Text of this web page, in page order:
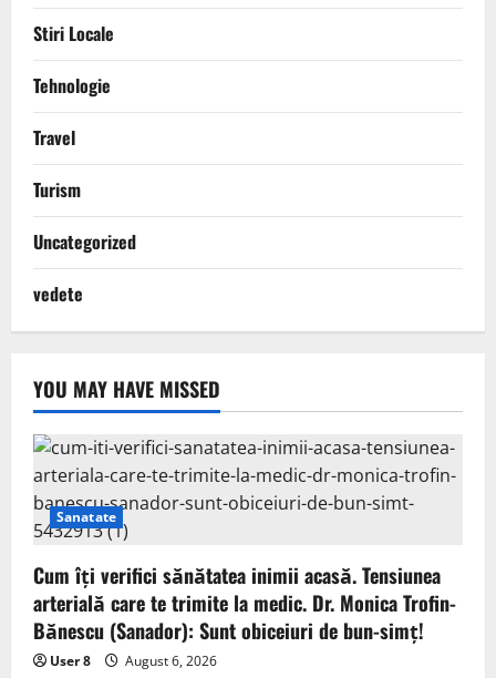
Stiri Locale
Tehnologie
Travel
Turism
Uncategorized
vedete
YOU MAY HAVE MISSED
Sanatate
Cum îți verifici sănătatea inimii acasă. Tensiunea
arterială care te trimite la medic. Dr. Monica Trofin-
Bănescu (Sanador): Sunt obiceiuri de bun-simț!
User 8 August 6, 2026